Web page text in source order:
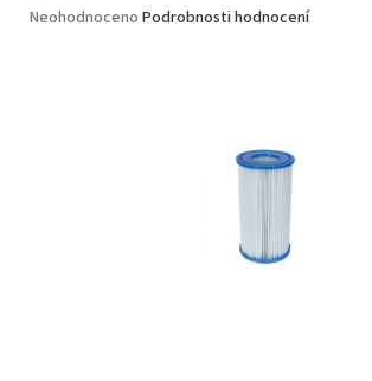
Průměrné
Neohodnoceno Podrobnosti hodnocení